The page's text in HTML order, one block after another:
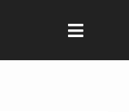
Toggle